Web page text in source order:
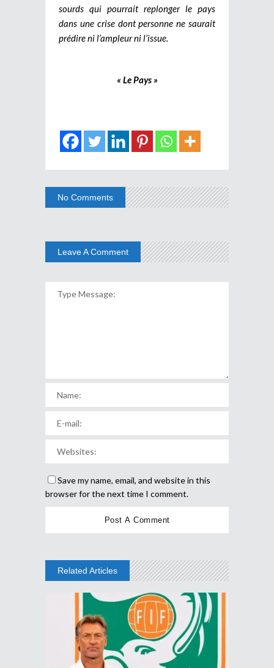
sourds qui pourrait replonger le pays
dans une crise dont personne ne saurait
prédire ni l’ampleur ni l’issue.
« Le Pays »
No Comments
Leave A Comment
Save my name, email, and website in this
browser for the next time I comment.
Related Articles